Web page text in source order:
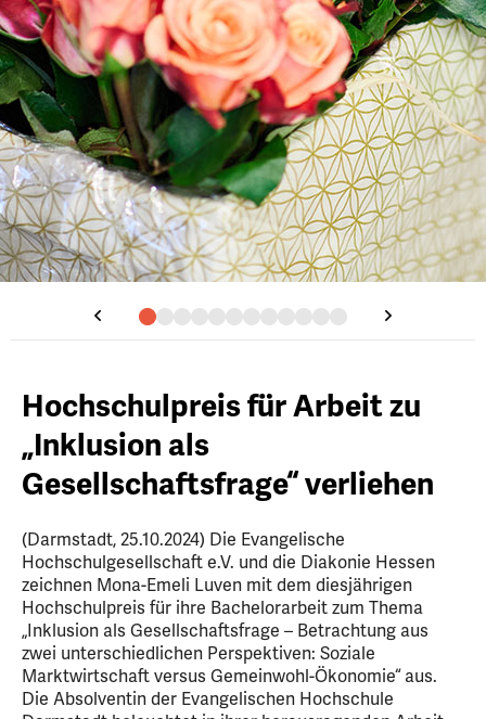
Hochschulpreis für Arbeit zu
„Inklusion als
Gesellschaftsfrage“ verliehen
(Darmstadt, 25.10.2024) Die Evangelische
Hochschulgesellschaft e.V. und die Diakonie Hessen
zeichnen Mona-Emeli Luven mit dem diesjährigen
Hochschulpreis für ihre Bachelorarbeit zum Thema
„Inklusion als Gesellschaftsfrage – Betrachtung aus
zwei unterschiedlichen Perspektiven: Soziale
Marktwirtschaft versus Gemeinwohl-Ökonomie“ aus.
Die Absolventin der Evangelischen Hochschule